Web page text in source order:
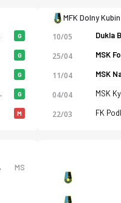
G
G
G
G
M
MFK Dolny
10/05
25/04
11/04
04/04
22/03
MS